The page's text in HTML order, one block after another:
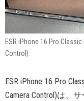
ESR iPhone 16 Pro
Control)
ESR iPhone 16 Pro
Camera Control)は、